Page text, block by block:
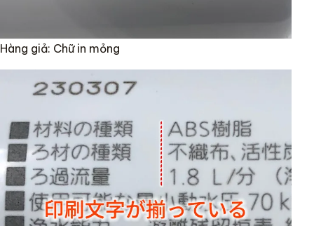
Hàng giả: Chữ in mỏng